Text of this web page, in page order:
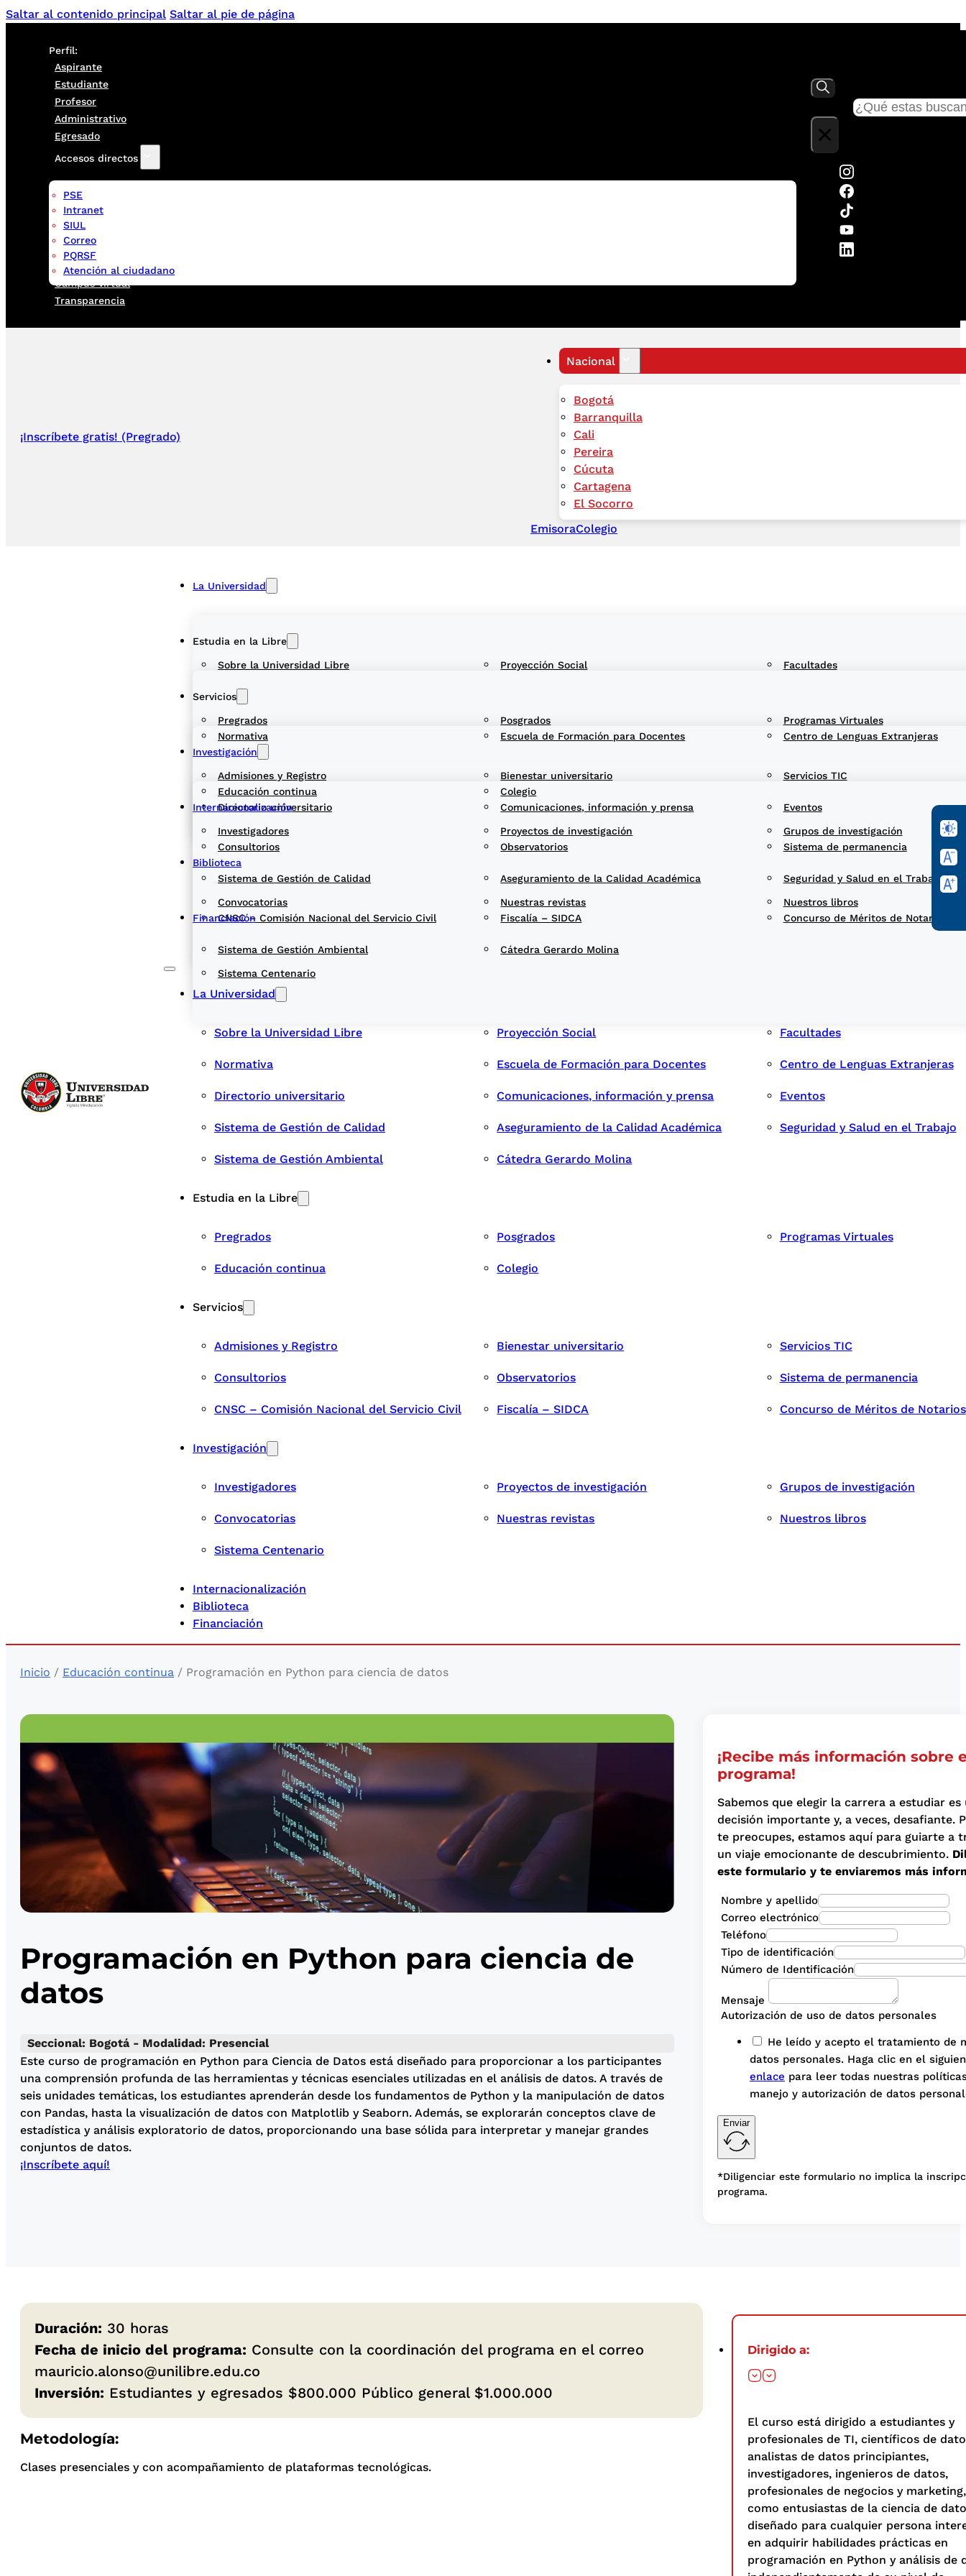
Saltar al contenido principal Saltar al pie de página
Perfil:
Aspirante
Estudiante
Profesor
Administrativo
Egresado
Accesos directos
PSE
Intranet
SIUL
Correo
PQRSF
Atención al ciudadano
Campus virtual
Transparencia
×
¡Inscríbete gratis! (Pregrado)
Nacional
Bogotá
Barranquilla
Cali
Pereira
Cúcuta
Cartagena
El Socorro
EmisoraColegio
La Universidad
Sobre la Universidad Libre Proyección Social Facultades
Normativa Escuela de Formación para Docentes Centro de Lenguas Extranjeras
Directorio universitario Comunicaciones, información y prensa Eventos
Sistema de Gestión de Calidad Aseguramiento de la Calidad Académica Seguridad y Salud en el Trabajo
Sistema de Gestión Ambiental Cátedra Gerardo Molina
Estudia en la Libre
Pregrados Posgrados Programas Virtuales
Educación continua Colegio
Servicios
Admisiones y Registro Bienestar universitario Servicios TIC
Consultorios Observatorios Sistema de permanencia
CNSC – Comisión Nacional del Servicio Civil Fiscalía – SIDCA Concurso de Méritos de Notarios
Investigación
Investigadores Proyectos de investigación Grupos de investigación
Convocatorias Nuestras revistas Nuestros libros
Sistema Centenario
Internacionalización
Biblioteca
Financiación
La Universidad
Sobre la Universidad Libre Proyección Social Facultades
Normativa Escuela de Formación para Docentes Centro de Lenguas Extranjeras
Directorio universitario Comunicaciones, información y prensa Eventos
Sistema de Gestión de Calidad Aseguramiento de la Calidad Académica Seguridad y Salud en el Trabajo
Sistema de Gestión Ambiental Cátedra Gerardo Molina
Estudia en la Libre
Pregrados Posgrados Programas Virtuales
Educación continua Colegio
Servicios
Admisiones y Registro Bienestar universitario Servicios TIC
Consultorios Observatorios Sistema de permanencia
CNSC – Comisión Nacional del Servicio Civil Fiscalía – SIDCA Concurso de Méritos de Notarios
Investigación
Investigadores Proyectos de investigación Grupos de investigación
Convocatorias Nuestras revistas Nuestros libros
Sistema Centenario
Internacionalización
Biblioteca
Financiación
Inicio / Educación continua / Programación en Python para ciencia de datos
Programación en Python para ciencia de
datos
Seccional: Bogotá - Modalidad: Presencial
Este curso de programación en Python para Ciencia de Datos está diseñado para proporcionar a los participantes
una comprensión profunda de las herramientas y técnicas esenciales utilizadas en el análisis de datos. A través de
seis unidades temáticas, los estudiantes aprenderán desde los fundamentos de Python y la manipulación de datos
con Pandas, hasta la visualización de datos con Matplotlib y Seaborn. Además, se explorarán conceptos clave de
estadística y análisis exploratorio de datos, proporcionando una base sólida para interpretar y manejar grandes
conjuntos de datos.
¡Inscríbete aquí!
¡Recibe más información sobre
programa!
Sabemos que elegir la carrera a estudiar es
decisión importante y, a veces, desafiante.
te preocupes, estamos aquí para guiarte a
un viaje emocionante de descubrimiento.
este formulario y te enviaremos más
Nombre y apellido
Correo electrónico
Teléfono
Tipo de identificación
Número de Identificación
Mensaje
Autorización de uso de datos personales
He leído y acepto el tratamiento de
datos personales. Haga clic en el
enlace para leer todas nuestras
manejo y autorización de datos
Enviar
*Diligenciar este formulario no implica la
programa.
Duración: 30 horas
Fecha de inicio del programa: Consulte con la coordinación del programa en el correo
mauricio.alonso@unilibre.edu.co
Inversión: Estudiantes y egresados $800.000 Público general $1.000.000
Metodología:
Clases presenciales y con acompañamiento de plataformas tecnológicas.
Dirigido a:
El curso está dirigido a estudiantes y
profesionales de TI, científicos de
analistas de datos principiantes,
investigadores, ingenieros de datos,
profesionales de negocios y
como entusiastas de la ciencia de
diseñado para cualquier persona
en adquirir habilidades prácticas en
programación en Python y análisis de